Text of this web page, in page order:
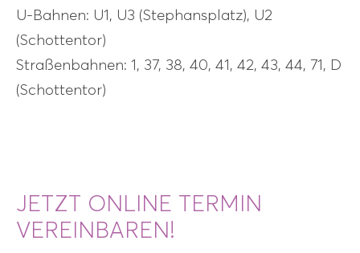
U-Bahnen: U1, U3 (Stephansplatz), U2
(Schottentor)
Straßenbahnen: 1, 37, 38, 40, 41, 42, 43, 44, 71, D
(Schottentor)
JETZT ONLINE TERMIN
VEREINBAREN!